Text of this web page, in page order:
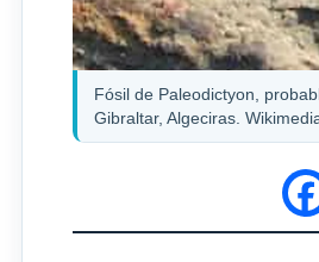
Fósil de Paleodictyon,
Gibraltar, Algeciras.